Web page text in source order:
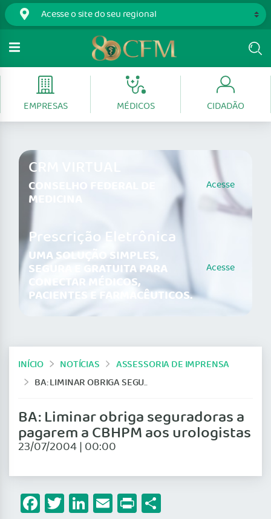
EMPRESAS MÉDICOS CIDADÃO
CRM VIRTUAL
CONSELHO FEDERAL DE
MEDICINA
Acesse
Prescrição Eletrônica
UMA SOLUÇÃO SIMPLES,
SEGURA E GRATUITA PARA
CONECTAR MÉDICOS,
PACIENTES E FARMACÊUTICOS.
Acesse
INÍCIO NOTÍCIAS
ASSESSORIA DE IMPRENSA
BA: LIMINAR OBRIGA SEGURADORAS A PAGAREM A CBHPM AOS UROLOGISTAS
BA: Liminar obriga seguradoras a
pagarem a CBHPM aos urologistas
23/07/2004 | 00:00
Facebook
Twitter
LinkedIn
Email
Print